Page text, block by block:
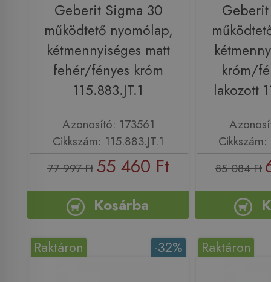
Geberit Sigma 30
működtető nyomólap,
kétmennyiséges matt
fehér/fényes króm
115.883.JT.1
Azonosító: 173561
Cikkszám: 115.883.JT.1
77 997 Ft 55 460 Ft
Kosárba
króm/
lakozott
85 084 Ft
-32%
Raktáron Raktáron